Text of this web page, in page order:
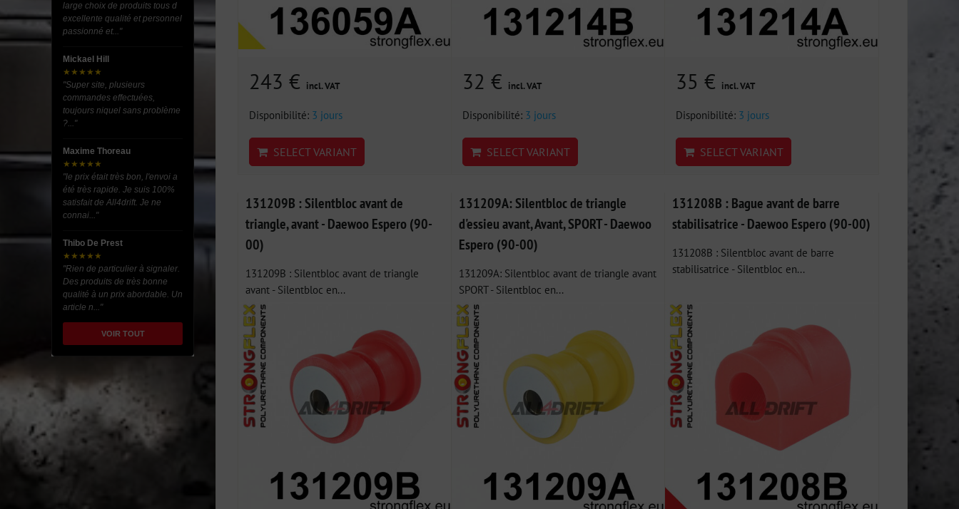
243 € incl. VAT
Disponibilité: 3 jours
SELECT VARIANT
32 € incl. VAT
Disponibilité: 3 jours
SELECT VARIANT
35 € incl. VAT
Disponibilité: 3 jours
SELECT VARIANT
131209B : Silentbloc avant de
triangle, avant - Daewoo Espero (90-
00)
131209B : Silentbloc avant de triangle
avant - Silentbloc en...
131209A: Silentbloc de triangle
d'essieu avant, Avant, SPORT - Daewoo
Espero (90-00)
131209A: Silentbloc avant de triangle avant
SPORT - Silentbloc en...
131208B : Bague avant de barre
stabilisatrice - Daewoo Espero (90-00)
131208B : Silentbloc avant de barre
stabilisatrice - Silentbloc en...
large choix de produits tous d
excellente qualité et personnel
passionné et..."
Mickael Hill
★★★★★
"Super site, plusieurs
commandes effectuées,
toujours niquel sans problème
?..."
Maxime Thoreau
★★★★★
"le prix était très bon, l'envoi a
été très rapide. Je suis 100%
satisfait de All4drift. Je ne
connai..."
Thibo De Prest
★★★★★
"Rien de particulier à signaler.
Des produits de très bonne
qualité à un prix abordable. Un
article n..."
VOIR TOUT